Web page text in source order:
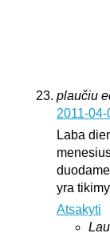
plaučiu
2011-
Laba
yra
Atsakyti